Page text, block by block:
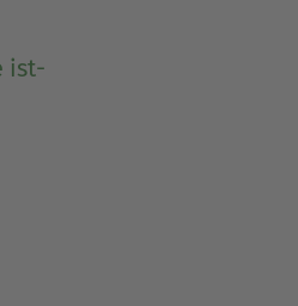
ist-